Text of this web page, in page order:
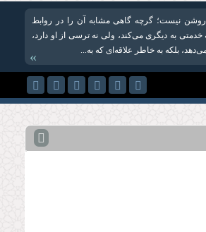
نیست؛ گرچه گاهی مشابه آن را در روابط
به دیگری می‌كند، ولی نه ترسی از او دارد،
بلكه به خاطر علاقه‌ای كه به...
»